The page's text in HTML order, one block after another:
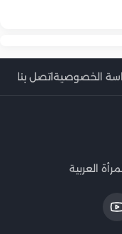
الخصوصيةاتصل بنا
العربية